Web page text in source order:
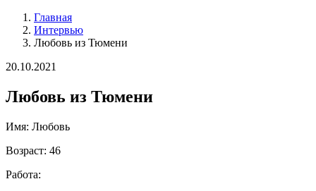
Главная
Интервью
Любовь из Тюмени
20.10.2021
Любовь из Тюмени
Имя: Любовь
Возраст: 46
Работа: